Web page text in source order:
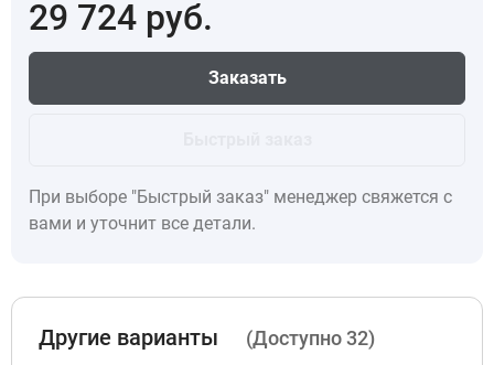
29 724 руб.
Заказать
При выборе "Быстрый заказ" менеджер свяжется с
вами и уточнит все детали.
Другие варианты (Доступно 32)